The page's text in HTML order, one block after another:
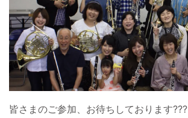
皆さまのご参加、お待ちしております???